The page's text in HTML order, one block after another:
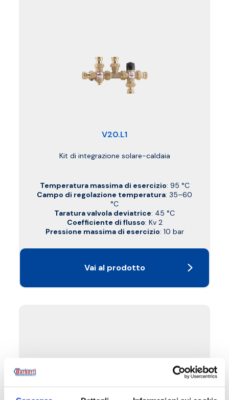
V20.L1
Kit di integrazione solare-caldaia
Temperatura massima di esercizio: 95 °C
Campo di regolazione temperatura: 35–60
°C
Taratura valvola deviatrice: 45 °C
Coefficiente di flusso: Kv 2
Pressione massima di esercizio: 10 bar
Vai al prodotto